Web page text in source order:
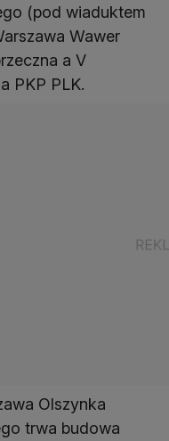
(pod wiaduktem
Wawer
a V
PKP PLK.
Olszynka
trwa budowa